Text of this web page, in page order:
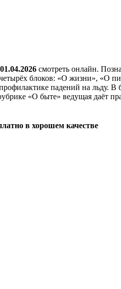
смотреть онлайн.
блоков: «О жизни», «О
падений на
«О быте» ведущая даёт
в хорошем качестве